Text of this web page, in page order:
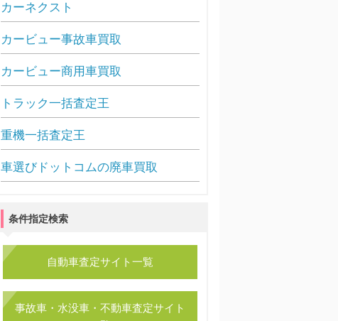
カーネクスト
カービュー事故車買取
カービュー商用車買取
トラック一括査定王
重機一括査定王
車選びドットコムの廃車買取
条件指定検索
自動車査定サイト一覧
事故車・水没車・不動車査定サイト